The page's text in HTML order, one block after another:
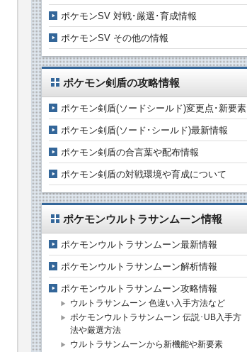
ポケモンSV 対戦･厳選･育成情報
ポケモンSV その他の情報
ポケモン剣盾の攻略情報
ポケモン剣盾(ソードシールド)変更点･新要素
ポケモン剣盾(ソード･シールド)最新情報
ポケモン剣盾の合言葉や配布情報
ポケモン剣盾の対戦環境や育成について
ポケモンウルトラサンムーン情報
ポケモンウルトラサンムーン最新情報
ポケモンウルトラサンムーン解析情報
ポケモンウルトラサンムーン攻略情報
ウルトラサンムーン 色違い入手方法など
ポケモンウルトラサンムーン 伝説･UB入手方
法や厳選方法
ウルトラサンムーンから新機能や新要素